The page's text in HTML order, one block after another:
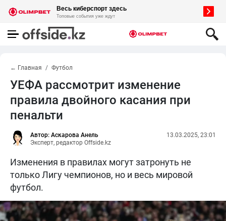
← Главная Футбол
УЕФА рассмотрит изменение
правила двойного касания при
пенальти
Автор: Аскарова Анель
Эксперт, редактор Offside.kz
13.03.2025, 23:01
Изменения в правилах могут затронуть не
только Лигу чемпионов, но и весь мировой
футбол.